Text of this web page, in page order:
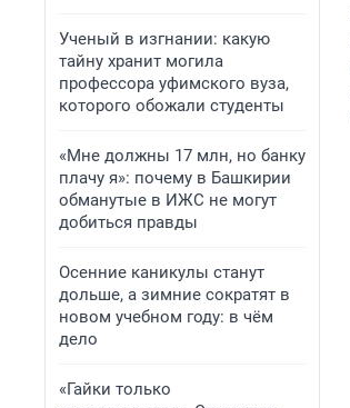
Ученый в изгнании: какую
тайну хранит могила
профессора уфимского вуза,
которого обожали студенты
«Мне должны 17 млн, но банку
плачу я»: почему в Башкирии
обманутые в ИЖС не могут
добиться правды
Осенние каникулы станут
дольше, а зимние сократят в
новом учебном году: в чём
дело
«Гайки только